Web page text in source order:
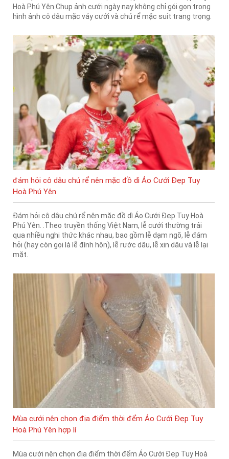
Hoà Phú Yên Chụp ảnh cưới ngày nay không chỉ gói gọn trong
hình ảnh cô dâu mặc váy cưới và chú rể mặc suit trang trọng.
đám hỏi cô dâu chú rể nên mặc đồ dì Áo Cưới Đẹp Tuy
Hoà Phú Yên
Đám hỏi cô dâu chú rể nên mặc đồ dì Áo Cưới Đẹp Tuy Hoà
Phú Yên. .Theo truyền thống Việt Nam, lễ cưới thường trải
qua nhiều nghi thức khác nhau, bao gồm lễ dạm ngõ, lễ đám
hỏi (hay còn gọi là lễ đính hôn), lễ rước dâu, lễ xin dâu và lễ lại
mặt.
Mùa cưới nên chọn địa điểm thời đểm Áo Cưới Đẹp Tuy
Hoà Phú Yên hợp lí
Mùa cưới nên chọn địa điểm thời đểm Áo Cưới Đẹp Tuy Hoà